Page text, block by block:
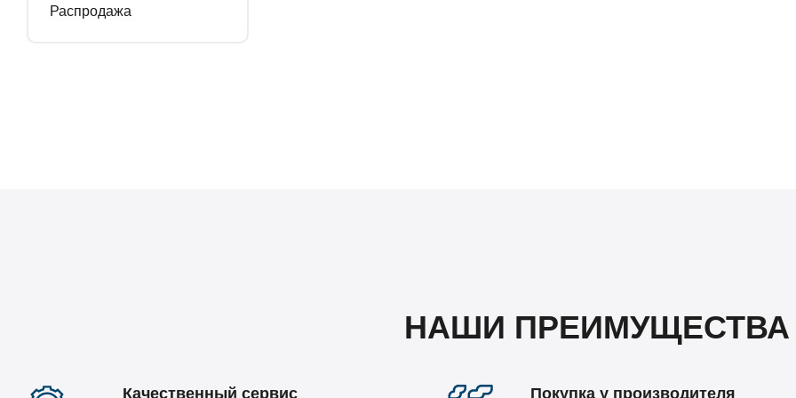
Распродажа
НАШИ ПРЕИМУЩЕСТВА
Качественный сервис Покупка у производителя